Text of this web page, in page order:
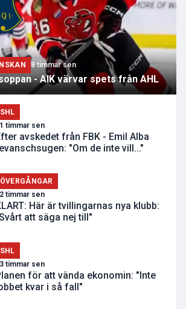
8 timmar sen
- AIK värvar spets från AHL
SHL
timmar sen
avskedet från FBK - Emil Alba
"Om de inte vill..."
ÖVERGÅNGAR
timmar sen
Här är tvillingarnas nya klubb:
att säga nej till"
SHL
timmar sen
för att vända ekonomin: "Inte
kvar i så fall"